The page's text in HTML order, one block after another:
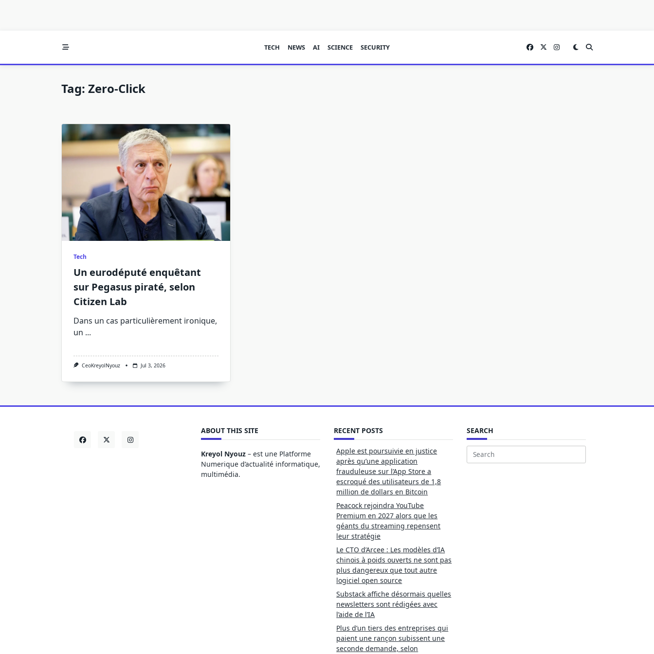
TECH NEWS AI SCIENCE SECURITY
Tag: Zero-Click
Tech
Un eurodéputé enquêtant
sur Pegasus piraté, selon
Citizen Lab
Dans un cas particulièrement ironique,
un ...
CeoKreyolNyouz Jul 3, 2026
ABOUT THIS SITE
Kreyol Nyouz – est une Platforme
Numerique d’actualité informatique,
multimédia.
RECENT POSTS
Apple est poursuivie en justice
après qu’une application
frauduleuse sur l’App Store a
escroqué des utilisateurs de 1,8
million de dollars en Bitcoin
Peacock rejoindra YouTube
Premium en 2027 alors que les
géants du streaming repensent
leur stratégie
Le CTO d’Arcee : Les modèles d’IA
chinois à poids ouverts ne sont pas
plus dangereux que tout autre
logiciel open source
Substack affiche désormais quelles
newsletters sont rédigées avec
l’aide de l’IA
Plus d’un tiers des entreprises qui
paient une rançon subissent une
seconde demande, selon
SEARCH
Search